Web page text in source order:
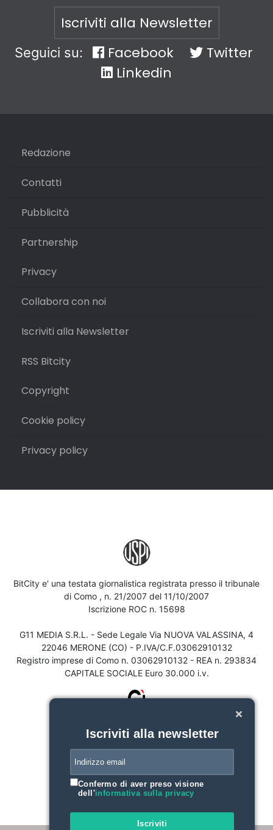
Iscriviti alla Newsletter
Seguici su: Facebook
Twitter
Linkedin
Redazione
Contatti
Pubblicità
Partnership
Privacy
Collabora con noi
Iscriviti alla Newsletter
RSS Bitcity
Copyright
Cookie policy
Privacy policy
BitCity e' una testata giornalistica registrata presso il tribunale
di Como , n. 21/2007 del 11/10/2007
Iscrizione ROC n. 15698
G11 MEDIA S.R.L. - Sede Legale Via NUOVA VALASSINA, 4
22046 MERONE (CO) - P.IVA/C.F.03062910132
Registro imprese di Como n. 03062910132 - REA n. 293834
CAPITALE SOCIALE Euro 30.000 i.v.
Iscriviti alla newsletter
Confermo di aver preso visione
dell'informativa sulla privacy
Iscriviti